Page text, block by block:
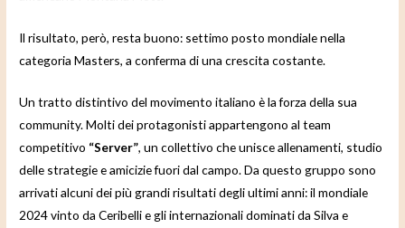
Il risultato, però, resta buono: settimo posto mondiale nella
categoria Masters, a conferma di una crescita costante.
Un tratto distintivo del movimento italiano è la forza della sua
community. Molti dei protagonisti appartengono al team
competitivo “Server”, un collettivo che unisce allenamenti, studio
delle strategie e amicizie fuori dal campo. Da questo gruppo sono
arrivati alcuni dei più grandi risultati degli ultimi anni: il mondiale
2024 vinto da Ceribelli e gli internazionali dominati da Silva e